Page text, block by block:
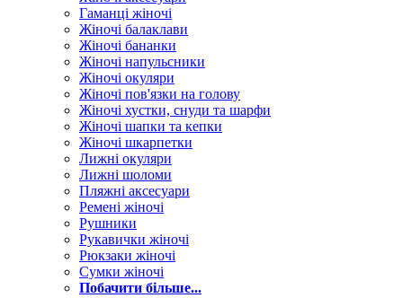
Гаманці жіночі
Жіночі балаклави
Жіночі бананки
Жіночі напульсники
Жіночі окуляри
Жіночі пов'язки на голову
Жіночі хустки, снуди та шарфи
Жіночі шапки та кепки
Жіночі шкарпетки
Лижні окуляри
Лижні шоломи
Пляжні аксесуари
Ремені жіночі
Рушники
Рукавички жіночі
Рюкзаки жіночі
Сумки жіночі
Побачити більше...